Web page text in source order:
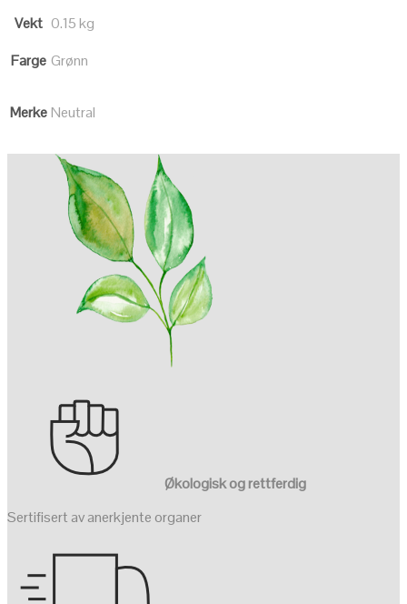
Vekt 0.15 kg
Farge Grønn
MerkeNeutral
Økologisk og rettferdig
Sertifisert av anerkjente organer